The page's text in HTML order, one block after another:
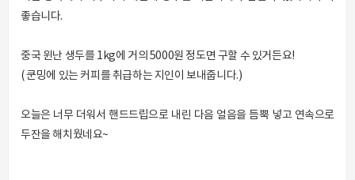
좋습니다.
중국 윈난 생두를 1kg에 거의 5000원 정도면 구할 수 있거든요!
( 쿤밍에 있는 커피를 취급하는 지인이 보내줍니다.)
오늘은 너무 더워서 핸드드립으로 내린 다음 얼음을 듬뿍 넣고 연속으로
두잔을 해치웠네요~